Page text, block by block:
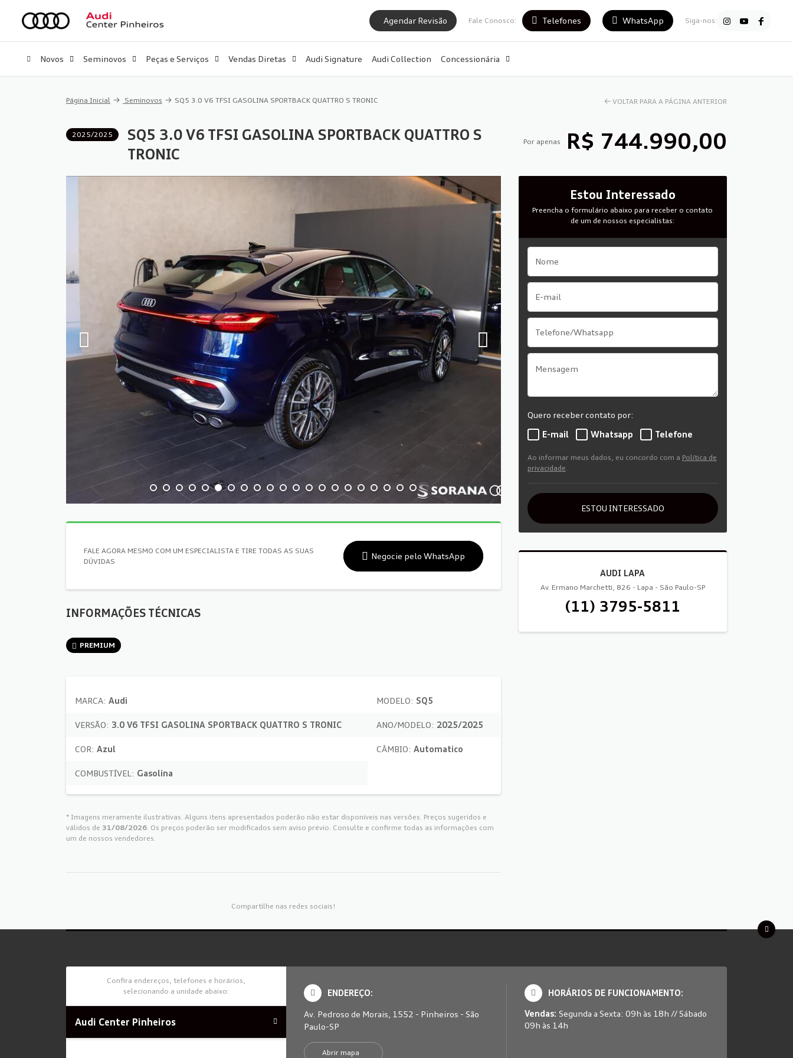
Agendar Revisão Fale Conosco: Telefones WhatsApp Siga-nos:
Novos Seminovos Peças e Serviços Vendas Diretas Audi Signature Audi Collection Concessionária
Página Inicial Seminovos SQ5 3.0 V6 TFSI GASOLINA SPORTBACK QUATTRO S TRONIC ← VOLTAR PARA A PÁGINA ANTERIOR
2025/2025
SQ5 3.0 V6 TFSI GASOLINA SPORTBACK QUATTRO S
TRONIC
Por apenas R$ 744.990,00
FALE AGORA MESMO COM UM ESPECIALISTA E TIRE TODAS AS SUAS
DÚVIDAS
Negocie pelo WhatsApp
INFORMAÇÕES TÉCNICAS
PREMIUM
MARCA: Audi MODELO: SQ5
VERSÃO: 3.0 V6 TFSI GASOLINA SPORTBACK QUATTRO S TRONIC ANO/MODELO: 2025/2025
COR: Azul CÂMBIO: Automatico
COMBUSTÍVEL: Gasolina
* Imagens meramente ilustrativas. Alguns itens apresentados poderão não estar disponíveis nas versões. Preços sugeridos e
válidos de 31/08/2026. Os preços poderão ser modificados sem aviso prévio. Consulte e confirme todas as informações com
um de nossos vendedores.
Compartilhe nas redes sociais!
Estou Interessado
Preencha o formulário abaixo para receber o contato
de um de nossos especialistas:
Quero receber contato por:
E-mail
Whatsapp Telefone
Ao informar meus dados, eu concordo com a Política de
privacidade.
ESTOU INTERESSADO
AUDI LAPA
Av. Ermano Marchetti, 826 - Lapa - São Paulo-SP
(11) 3795-5811
Confira endereços, telefones e horários,
selecionando a unidade abaixo:
Audi Center Pinheiros
ENDEREÇO:
Av. Pedroso de Morais, 1552 - Pinheiros - São
Paulo-SP
Abrir mapa
HORÁRIOS DE FUNCIONAMENTO:
Vendas: Segunda a Sexta: 09h às 18h // Sábado
09h às 14h